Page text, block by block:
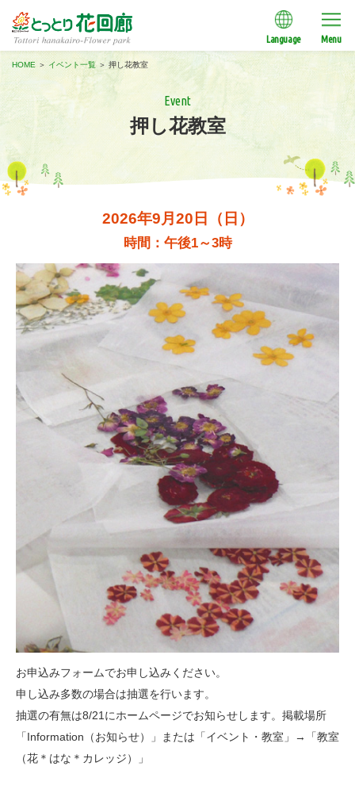
Language Menu
HOME ＞イベント一覧＞ 押し花教室
Event
押し花教室
2026年9月20日（日）
時間：午後1～3時
お申込みフォームでお申し込みください。
申し込み多数の場合は抽選を行います。
抽選の有無は8/21にホームページでお知らせします。掲載場所
「Information（お知らせ）」または「イベント・教室」→「教室
（花＊はな＊カレッジ）」